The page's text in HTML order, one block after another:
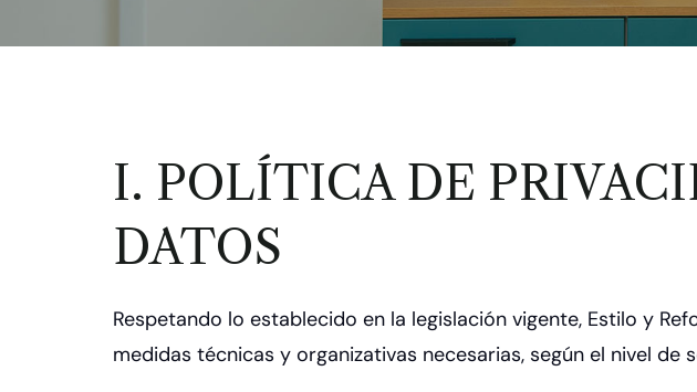
I. POLÍTICA DE
DATOS
Respetando lo establecido en la legislación vigente, Estilo y
medidas técnicas y organizativas necesarias, según el nivel